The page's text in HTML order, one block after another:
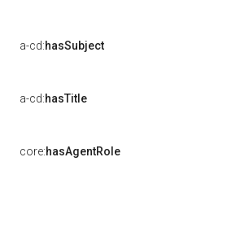
a-cd:hasSubject
a-cd:hasTitle
core:hasAgentRole